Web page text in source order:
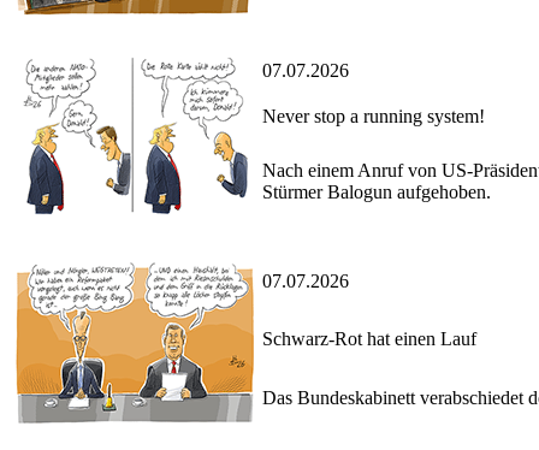
07.07.2026
Never stop a running system!
Nach einem Anruf von US-
Stürmer Balogun aufgehoben.
07.07.2026
Schwarz-Rot hat einen Lauf
Das Bundeskabinett verabschiedet